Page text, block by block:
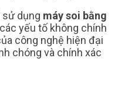
sử dụng máy soi bằng
yếu tố không chính
công nghệ hiện đại
chóng và chính xác